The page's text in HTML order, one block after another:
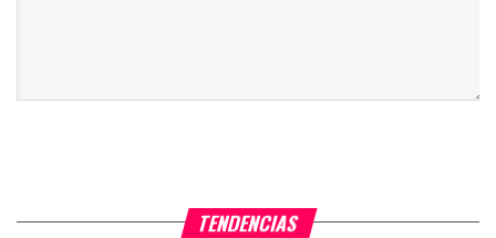
TENDENCIAS